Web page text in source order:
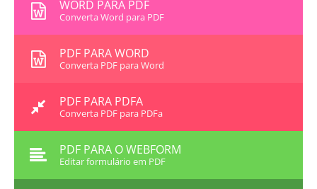
WORD PARA PDF
Converta Word para PDF
PDF PARA WORD
Converta PDF para Word
PDF PARA PDFA
Converta PDF para PDFa
PDF PARA O WEBFORM
Editar formulário em PDF